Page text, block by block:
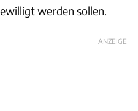
werden sollen.
ANZEIGE